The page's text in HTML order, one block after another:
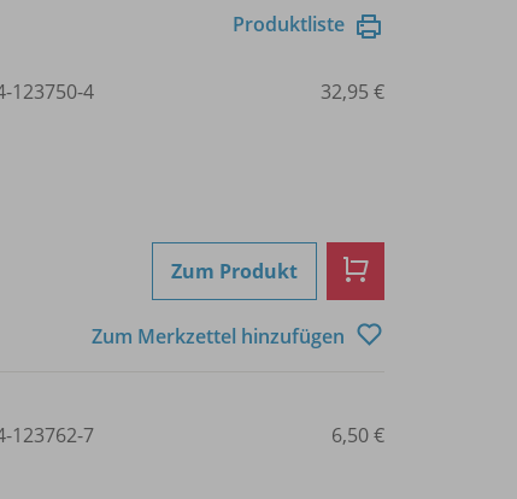
Produktliste
123750-4 32,95 €
Zum Produkt
Zum Merkzettel hinzufügen
123762-7 6,50 €